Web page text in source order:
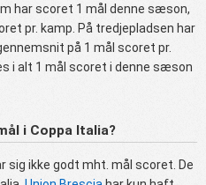
har scoret 1 mål denne sæson,
pr. kamp. På tredjepladsen har
på 1 mål scoret pr.
i alt 1 mål scoret i denne sæson
i Coppa Italia?
sig ikke godt mht. mål scoret. De